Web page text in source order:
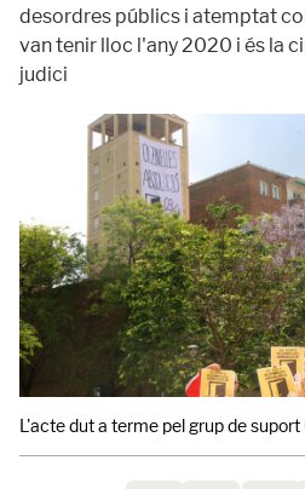
desordres públics i atemptat
van tenir lloc l'any 2020 i és la
judici
L'acte dut a terme pel grup de